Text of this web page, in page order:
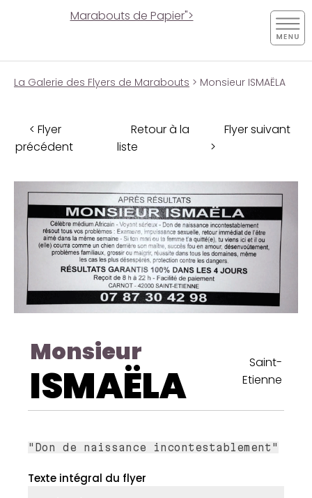
Marabouts de Papier">
La Galerie des Flyers de Marabouts > Monsieur ISMAËLA
< Flyer
précédent
Retour à la
liste
Flyer suivant
>
Monsieur
ISMAËLA
Saint-
Etienne
"Don de naissance incontestablement"
Texte intégral du flyer